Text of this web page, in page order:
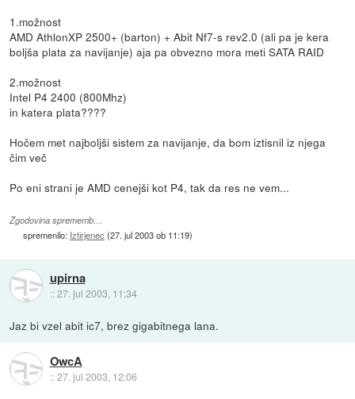
1.možnost
AMD AthlonXP 2500+ (barton) + Abit Nf7-s rev2.0 (ali pa je kera
boljša plata za navijanje) aja pa obvezno mora meti SATA RAID
2.možnost
Intel P4 2400 (800Mhz)
in katera plata????
Hočem met najboljši sistem za navijanje, da bom iztisnil iz njega
čim več
Po eni strani je AMD cenejši kot P4, tak da res ne vem...
Zgodovina sprememb…
spremenilo: Iztirjenec (27. jul 2003 ob 11:19)
upirna
::27. jul 2003, 11:34
Jaz bi vzel abit ic7, brez gigabitnega lana.
OwcA
::27. jul 2003, 12:06